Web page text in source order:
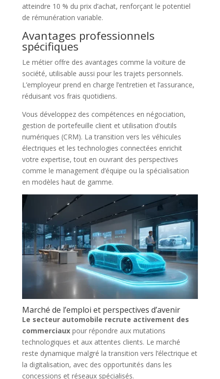
atteindre 10 % du prix d’achat, renforçant le potentiel
de rémunération variable.
Avantages professionnels
spécifiques
Le métier offre des avantages comme la voiture de
société, utilisable aussi pour les trajets personnels.
L’employeur prend en charge l’entretien et l’assurance,
réduisant vos frais quotidiens.
Vous développez des compétences en négociation,
gestion de portefeuille client et utilisation d’outils
numériques (CRM). La transition vers les véhicules
électriques et les technologies connectées enrichit
votre expertise, tout en ouvrant des perspectives
comme le management d’équipe ou la spécialisation
en modèles haut de gamme.
Marché de l’emploi et perspectives d’avenir
Le secteur automobile recrute activement des
commerciauxpour répondre aux mutations
technologiques et aux attentes clients. Le marché
reste dynamique malgré la transition vers l’électrique et
la digitalisation, avec des opportunités dans les
concessions et réseaux spécialisés.